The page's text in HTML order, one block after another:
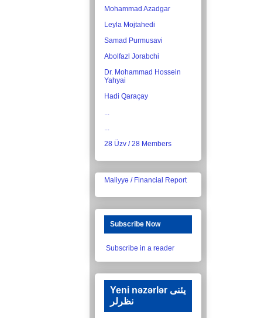
Mohammad Azadgar
Leyla Mojtahedi
Samad Purmusavi
Abolfazl Jorabchi
Dr. Mohammad Hossein
Yahyai
Hadi Qaraçay
...
...
28 Üzv / 28 Members
Maliyyə / Financial Report
Subscribe Now
Subscribe in a reader
Yeni nəzərlər یئنی
نظرلر